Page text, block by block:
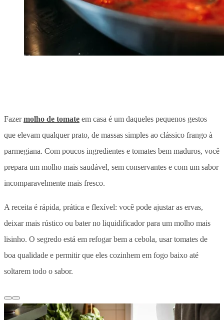
Fazermolho de tomate em casa é um daqueles pequenos gestos
que elevam qualquer prato, de massas simples ao clássico frango à
parmegiana. Com poucos ingredientes e tomates bem maduros, você
prepara um molho mais saudável, sem conservantes e com um sabor
incomparavelmente mais fresco.
A receita é rápida, prática e flexível: você pode ajustar as ervas,
deixar mais rústico ou bater no liquidificador para um molho mais
lisinho. O segredo está em refogar bem a cebola, usar tomates de
boa qualidade e permitir que eles cozinhem em fogo baixo até
soltarem todo o sabor.